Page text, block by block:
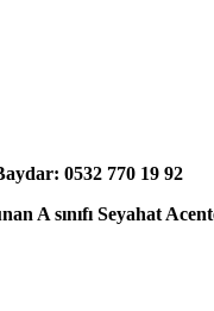
0532 770 19 92
nan A sınıfı Seyahat